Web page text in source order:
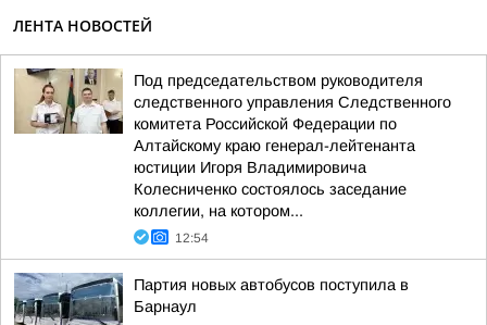
ЛЕНТА НОВОСТЕЙ
Под председательством руководителя
следственного управления Следственного
комитета Российской Федерации по
Алтайскому краю генерал-лейтенанта
юстиции Игоря Владимировича
Колесниченко состоялось заседание
коллегии, на котором...
12:54
Партия новых автобусов поступила в
Барнаул